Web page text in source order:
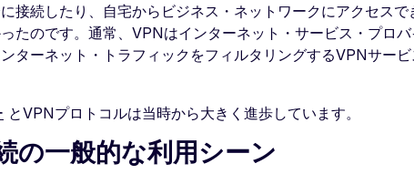
接続したり、自宅からビジネス・ネットワークにアクセス
たのです。通常、VPNはインターネット・サービス・プロ
ターネット・トラフィックをフィルタリングするVPNサー
とVPNプロトコルは当時から大きく進歩しています。
の一般的な利用シーン